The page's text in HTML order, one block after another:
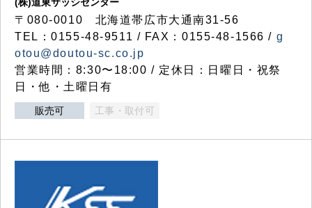
〒080-0010 北海道帯広市大通南31-56
TEL：0155-48-9511 / FAX：0155-48-1566 / g
otou@doutou-sc.co.jp
営業時間：8:30〜18:00 / 定休日：日曜日・祝祭
日・他・土曜日有
販売可 工事・取付可